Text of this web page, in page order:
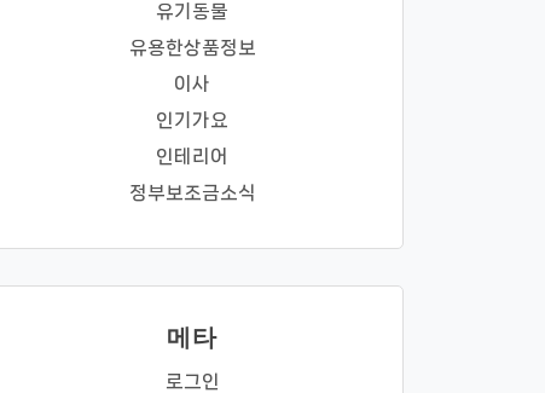
유기동물
유용한상품정보
이사
인기가요
인테리어
정부보조금소식
메타
로그인